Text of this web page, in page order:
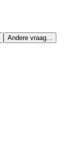
Andere vraag...